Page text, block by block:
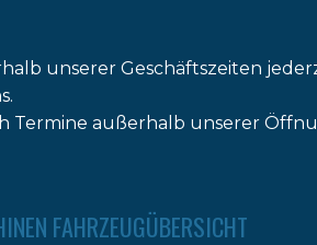
unserer Geschäftszeiten
Termine außerhalb unserer
FAHRZEUGÜBERSICHT